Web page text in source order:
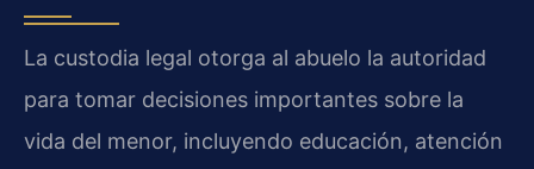
La custodia legal otorga al abuelo la autoridad
para tomar decisiones importantes sobre la
vida del menor, incluyendo educación, atención